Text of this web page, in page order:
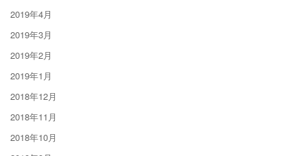
2019年4月
2019年3月
2019年2月
2019年1月
2018年12月
2018年11月
2018年10月